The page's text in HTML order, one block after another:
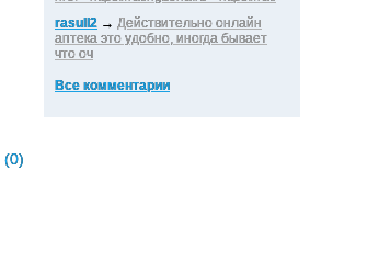
(0)
rasull2 → Действительно онлайн
аптека это удобно, иногда бывает
что оч
Все комментарии